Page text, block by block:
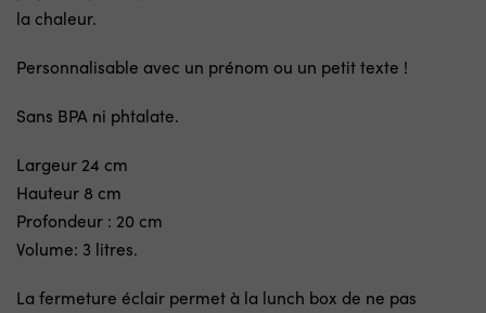
la chaleur.
Personnalisable avec un prénom ou un petit texte !
Sans BPA ni phtalate.
Largeur 24 cm
Hauteur 8 cm
Profondeur : 20 cm
Volume: 3 litres.
La fermeture éclair permet à la lunch box de ne pas